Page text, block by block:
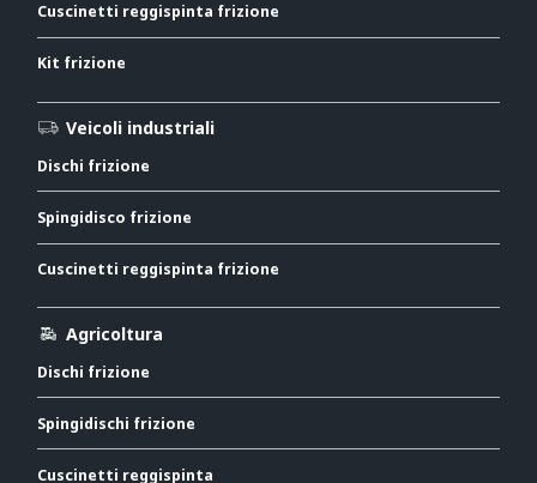
Cuscinetti reggispinta frizione
Kit frizione
Veicoli industriali
Dischi frizione
Spingidisco frizione
Cuscinetti reggispinta frizione
Agricoltura
Dischi frizione
Spingidischi frizione
Cuscinetti reggispinta